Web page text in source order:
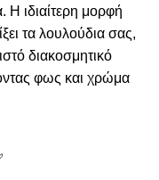
Η ιδιαίτερη μορφή
τα λουλούδια σας,
διακοσμητικό
φως και χρώμα